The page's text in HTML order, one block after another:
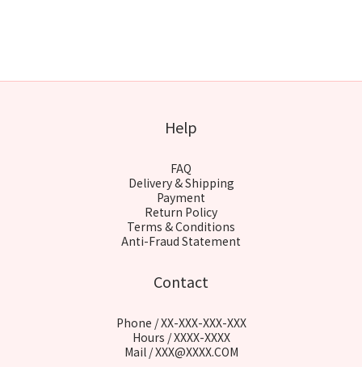
Help
FAQ
Delivery & Shipping
Payment
Return Policy
Terms & Conditions
Anti-Fraud Statement
Contact
Phone / XX-XXX-XXX-XXX
Hours / XXXX-XXXX
Mail / XXX@XXXX.COM